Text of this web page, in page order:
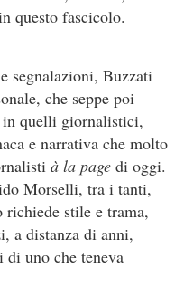
questo fascicolo.
segnalazioni, Buzzati
che seppe poi
in quelli giornalistici,
e narrativa che molto
à la page di oggi.
Morselli, tra i tanti,
richiede stile e trama,
a distanza di anni,
di uno che teneva